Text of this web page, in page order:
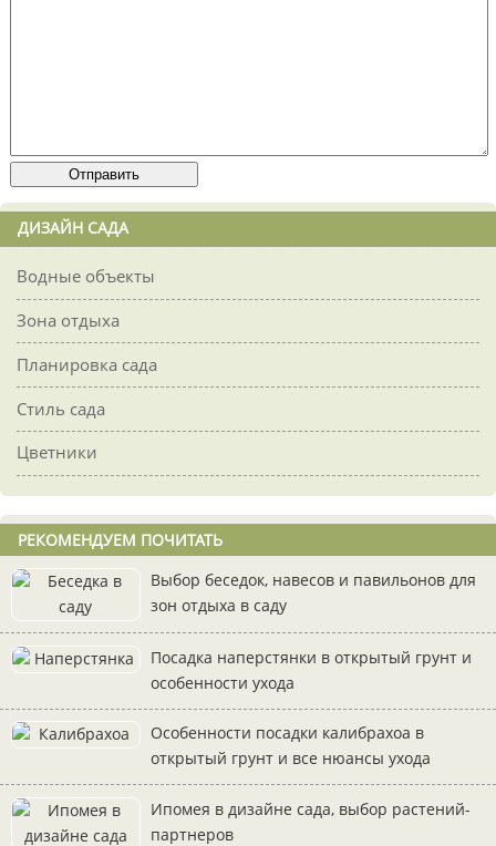
ДИЗАЙН САДА
Водные объекты
Зона отдыха
Планировка сада
Стиль сада
Цветники
РЕКОМЕНДУЕМ ПОЧИТАТЬ
Выбор беседок, навесов и павильонов для
зон отдыха в саду
Посадка наперстянки в открытый грунт и
особенности ухода
Особенности посадки калибрахоа в
открытый грунт и все нюансы ухода
Ипомея в дизайне сада, выбор растений-
партнеров